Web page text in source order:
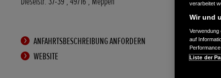
ANFAHRTSBESCHREIBUNG ANFORDERN
WEBSITE
verarbeitet
Wir und
Verwendung
auf
Liste der